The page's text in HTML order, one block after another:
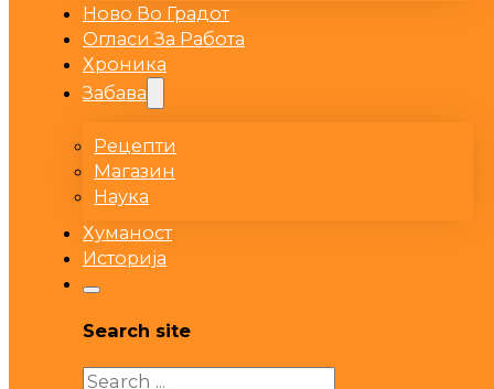
Ново Во Градот
Огласи За Работа
Хроника
Забава
Рецепти
Магазин
Наука
Хуманост
Историја
Search site
Search